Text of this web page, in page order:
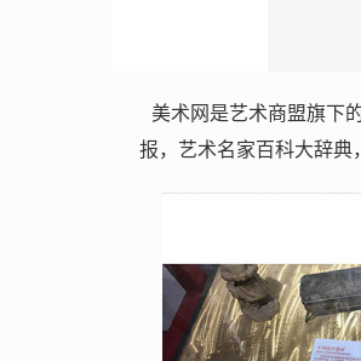
美术网是艺术商盟旗下
报，艺术名家百科大辞典